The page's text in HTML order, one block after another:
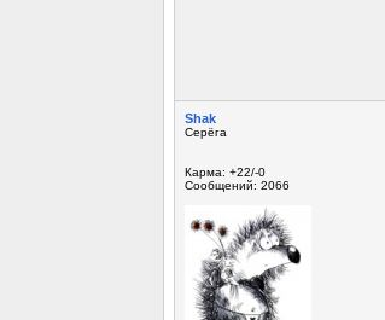
Shak
Серёга
Карма: +22/-0
Сообщений: 2066